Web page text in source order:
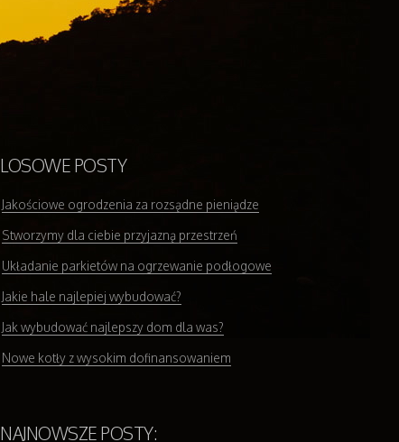
LOSOWE POSTY
Jakościowe ogrodzenia za rozsądne pieniądze
Stworzymy dla ciebie przyjazną przestrzeń
Układanie parkietów na ogrzewanie podłogowe
Jakie hale najlepiej wybudować?
Jak wybudować najlepszy dom dla was?
Nowe kotły z wysokim dofinansowaniem
NAJNOWSZE POSTY: